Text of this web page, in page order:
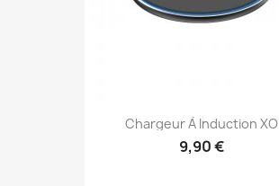
Chargeur À Induction XO
9,90 €